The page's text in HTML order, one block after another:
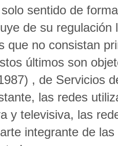
sentido de
de su
que no consistan
últimos son
, de Servicios
las redes
y televisiva, las
integrante de